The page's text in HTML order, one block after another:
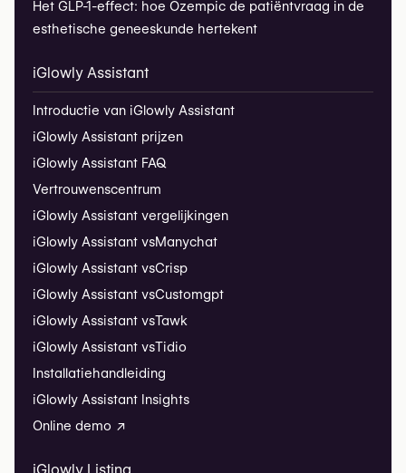
Het GLP-1-effect: hoe Ozempic de patiëntvraag in de
esthetische geneeskunde hertekent
iGlowly Assistant
Introductie van iGlowly Assistant
iGlowly Assistant prijzen
iGlowly Assistant FAQ
Vertrouwenscentrum
iGlowly Assistant vergelijkingen
iGlowly Assistant vsManychat
iGlowly Assistant vsCrisp
iGlowly Assistant vsCustomgpt
iGlowly Assistant vsTawk
iGlowly Assistant vsTidio
Installatiehandleiding
iGlowly Assistant Insights
Online demo ↗